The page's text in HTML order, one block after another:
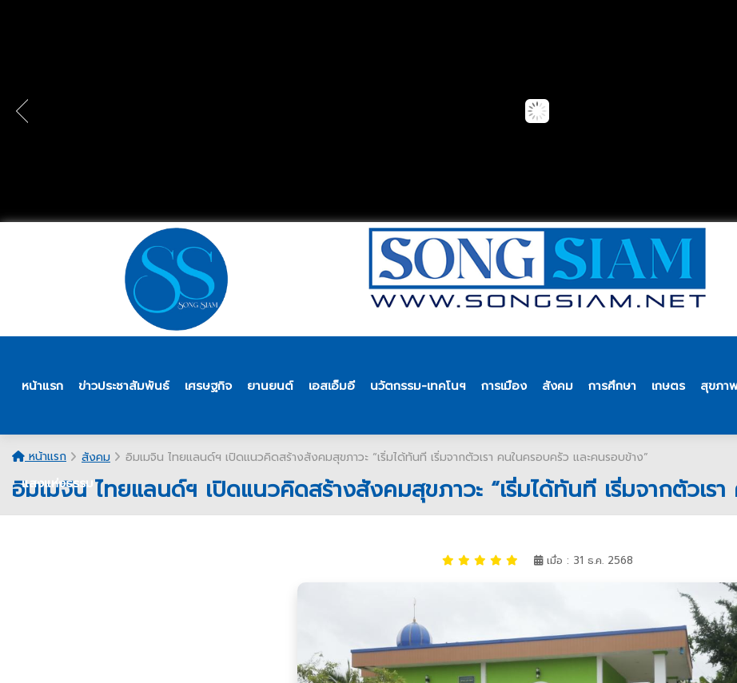
หน้าแรก ข่าวประชาสัมพันธ์ เศรษฐกิจ ยานยนต์ เอสเอ็มอี นวัตกรรม-เทคโนฯ การเมือง สังคม การศึกษา เกษตร สุขภา
แสงแห่งธรรม
หน้าแรก สังคม อิมเมจิน ไทยแลนด์ฯ เปิดแนวคิดสร้างสังคมสุขภาวะ “เริ่มได้ทันที เริ่มจากตัวเรา คนในครอบครัว และคนรอบข้าง”
อิมเมจิน ไทยแลนด์ฯ เปิดแนวคิดสร้างสังคมสุขภาวะ “เริ่มได้ทันที เริ่มจากตัวเร
เมื่อ : 31 ธ.ค. 2568